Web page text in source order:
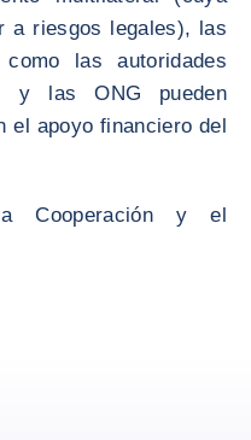
a riesgos legales), las
como las autoridades
y las ONG pueden
el apoyo financiero del
Cooperación y el